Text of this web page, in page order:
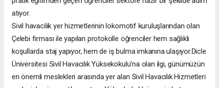
atıyor.
Sivil havacilik yer hizmetlerinin lokomotif kuruluşlarından olan
Çelebi firması ile yapılan protokolle öğrenciler hem sağlıklı
koşullarda staj yapıyor, hem de iş bulma imkanına ulaşıyor.Dicle
Üniversitesi Sivil Havacılık Yüksekokulu'na olan ilgi, günümüzün
en önemli meslekleri arasında yer alan Sivil Havacılık Hizmetleri